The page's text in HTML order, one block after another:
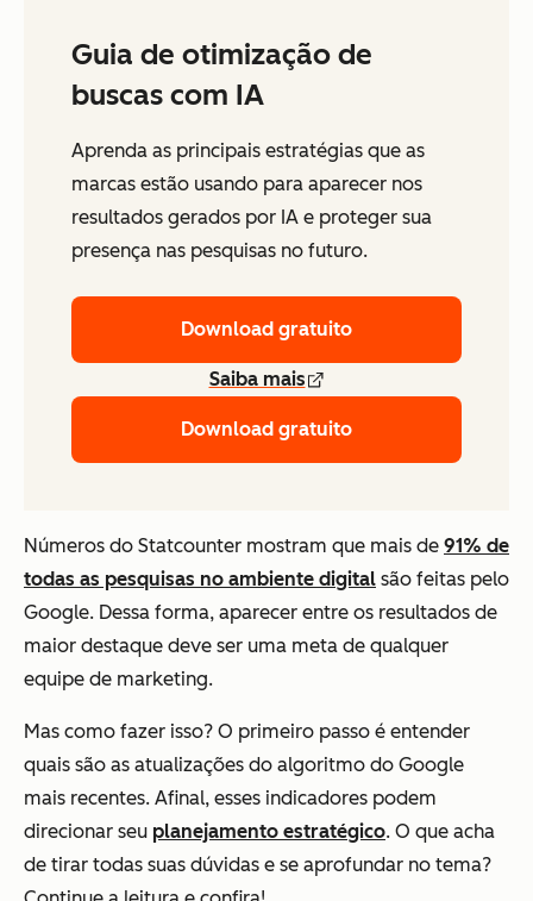
Guia de otimização de
buscas com IA
Aprenda as principais estratégias que as
marcas estão usando para aparecer nos
resultados gerados por IA e proteger sua
presença nas pesquisas no futuro.
Download gratuito
Saiba mais
Download gratuito
Números do Statcounter mostram que mais de 91% de
todas as pesquisas no ambiente digital são feitas pelo
Google. Dessa forma, aparecer entre os resultados de
maior destaque deve ser uma meta de qualquer
equipe de marketing.
Mas como fazer isso? O primeiro passo é entender
quais são as atualizações do algoritmo do Google
mais recentes. Afinal, esses indicadores podem
direcionar seu planejamento estratégico. O que acha
de tirar todas suas dúvidas e se aprofundar no tema?